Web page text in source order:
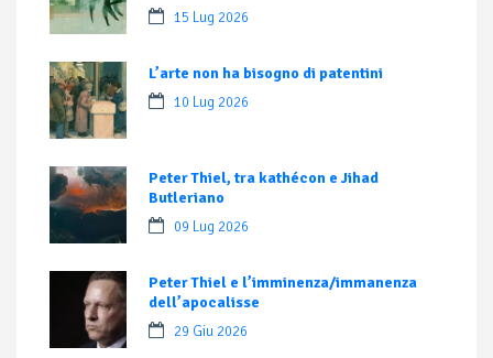
15 Lug 2026
L’arte non ha bisogno di patentini
10 Lug 2026
Peter Thiel, tra kathécon e Jihad
Butleriano
09 Lug 2026
Peter Thiel e l’imminenza/immanenza
dell’apocalisse
29 Giu 2026